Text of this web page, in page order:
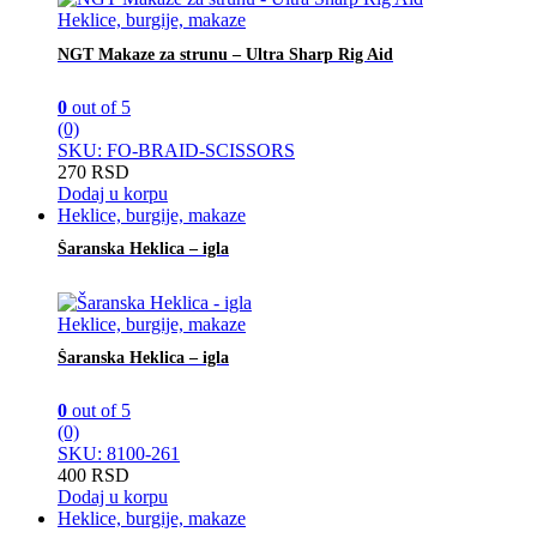
Heklice, burgije, makaze
NGT Makaze za strunu – Ultra Sharp Rig Aid
0 out of 5
(0)
SKU: FO-BRAID-SCISSORS
270 RSD
Dodaj u korpu
Heklice, burgije, makaze
Šaranska Heklica – igla
Heklice, burgije, makaze
Šaranska Heklica – igla
0 out of 5
(0)
SKU: 8100-261
400 RSD
Dodaj u korpu
Heklice, burgije, makaze